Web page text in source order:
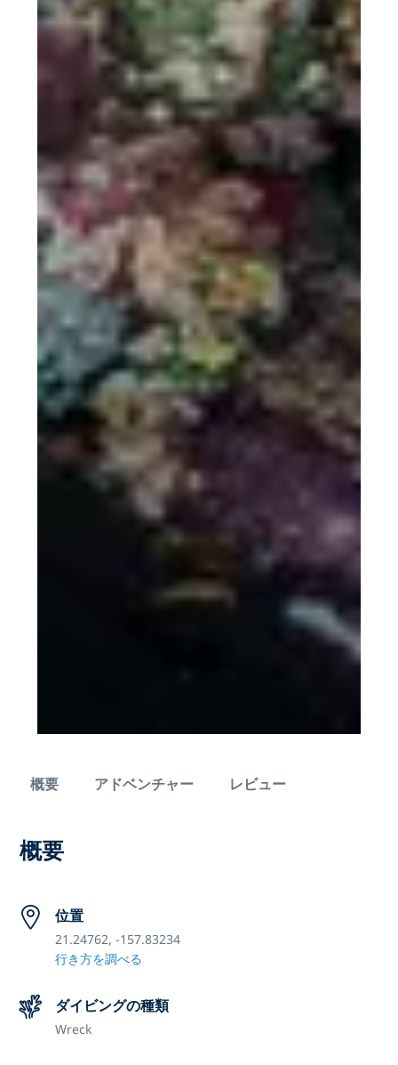
概要 アドベンチャー レビュー
概要
位置
21.24762, -157.83234
行き方を調べる
ダイビングの種類
Wreck